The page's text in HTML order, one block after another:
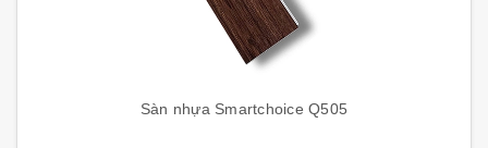
Sàn nhựa Smartchoice Q505